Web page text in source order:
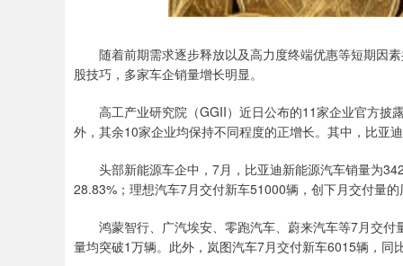
随着前期需求逐步释放以及高力度终端优惠等短期因素
股技巧，多家车企销量增长明显。
高工产业研究院（GGII）近日公布的11家企业官方披
外，其余10家企业均保持不同程度的正增长。其中，比亚
头部新能源车企中，7月，比亚迪新能源汽车销量为
28.83%；理想汽车7月交付新车51000辆，创下月交付量
鸿蒙智行、广汽埃安、零跑汽车、蔚来汽车等7月交付
量均突破1万辆。此外，岚图汽车7月交付新车6015辆，同